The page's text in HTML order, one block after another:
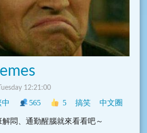
12:21:00
中 565 5 搞笑 中文圈
悶、通勤醒腦就來看看吧～